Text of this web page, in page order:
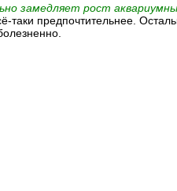
замедляет рост
таки предпочтительнее.